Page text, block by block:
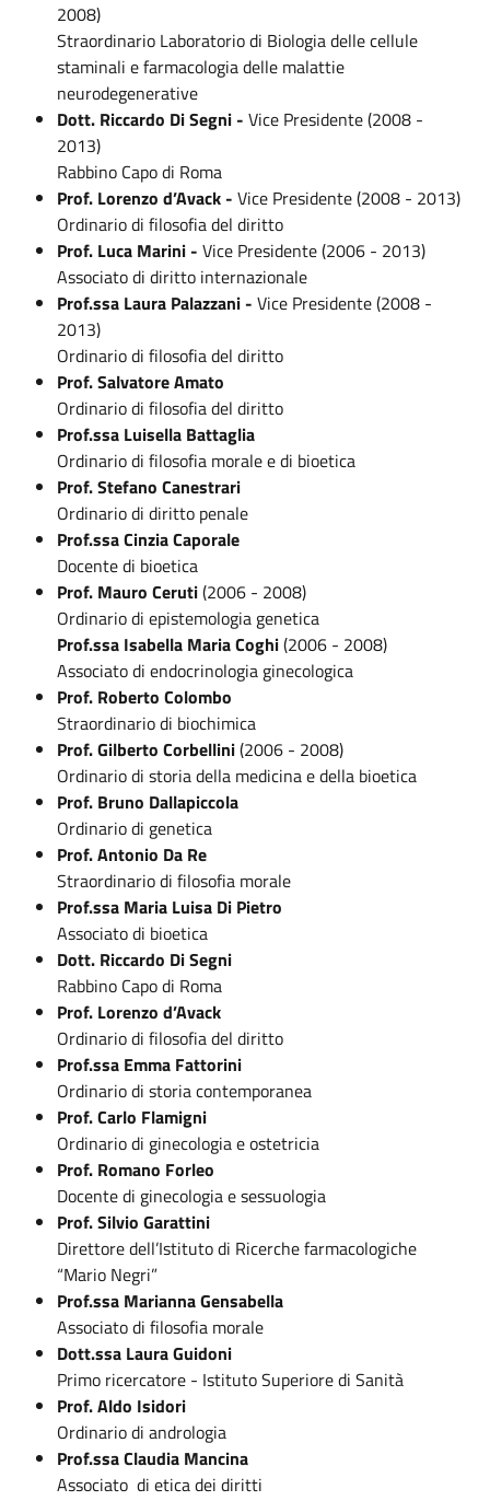
2008)
Straordinario Laboratorio di Biologia delle cellule
staminali e farmacologia delle malattie
neurodegenerative
Dott. Riccardo Di Segni - Vice Presidente (2008 -
2013)
Rabbino Capo di Roma
Prof. Lorenzo d’Avack - Vice Presidente(2008 - 2013)
Ordinario di filosofia del diritto
Prof. Luca Marini - Vice Presidente (2006 - 2013)
Associato di diritto internazionale
Prof.ssa Laura Palazzani - Vice Presidente (2008 -
2013)
Ordinario di filosofia del diritto
Prof. Salvatore Amato
Ordinario di filosofia del diritto
Prof.ssa Luisella Battaglia
Ordinario di filosofia morale e di bioetica
Prof. Stefano Canestrari
Ordinario di diritto penale
Prof.ssa Cinzia Caporale
Docente di bioetica
Prof. Mauro Ceruti(2006 - 2008)
Ordinario di epistemologia genetica
Prof.ssa Isabella Maria Coghi(2006 - 2008)
Associato di endocrinologia ginecologica
Prof. Roberto Colombo
Straordinario di biochimica
Prof. Gilberto Corbellini(2006 - 2008)
Ordinario di storia della medicina e della bioetica
Prof. Bruno Dallapiccola
Ordinario di genetica
Prof. Antonio Da Re
Straordinario di filosofia morale
Prof.ssa Maria Luisa Di Pietro
Associato di bioetica
Dott. Riccardo Di Segni
Rabbino Capo di Roma
Prof. Lorenzo d’Avack
Ordinario di filosofia del diritto
Prof.ssa Emma Fattorini
Ordinario di storia contemporanea
Prof. Carlo Flamigni
Ordinario di ginecologia e ostetricia
Prof. Romano Forleo
Docente di ginecologia e sessuologia
Prof. Silvio Garattini
Direttore dell’Istituto di Ricerche farmacologiche
“Mario Negri”
Prof.ssa Marianna Gensabella
Associato di filosofia morale
Dott.ssa Laura Guidoni
Primo ricercatore - Istituto Superiore di Sanità
Prof. Aldo Isidori
Ordinario di andrologia
Prof.ssa Claudia Mancina
Associato di etica dei diritti